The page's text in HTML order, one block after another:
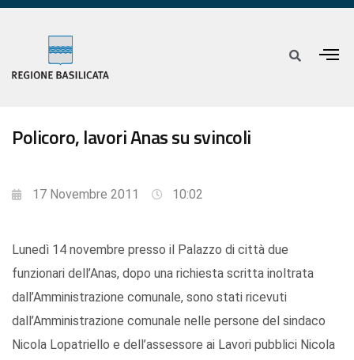
Policoro, lavori Anas su svincoli
17 Novembre 2011 10:02
Lunedì 14 novembre presso il Palazzo di città due
funzionari dell’Anas, dopo una richiesta scritta inoltrata
dall’Amministrazione comunale, sono stati ricevuti
dall’Amministrazione comunale nelle persone del sindaco
Nicola Lopatriello e dell’assessore ai Lavori pubblici Nicola